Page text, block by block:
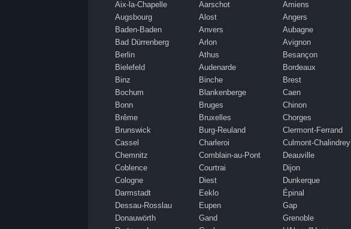
Aix-la-Chapelle
Augsbourg
Baden-Baden
Bad Dürrenberg
Berlin
Bielefeld
Binz
Bochum
Bonn
Brême
Brunswick
Cassel
Chemnitz
Coblence
Cologne
Darmstadt
Dessau-Rosslau
Donauwörth
Aarschot
Alost
Anvers
Arlon
Athus
Audenarde
Binche
Blankenberge
Bruges
Bruxelles
Burg-Reuland
Charleroi
Comblain-au-Pont
Courtrai
Diest
Eeklo
Eupen
Gand
Amiens
Angers
Aubagne
Avignon
Besançon
Bordeaux
Brest
Caen
Chinon
Chorges
Clermont-Ferrand
Culmont-Chalindrey
Deauville
Dijon
Dunkerque
Épinal
Gap
Grenoble